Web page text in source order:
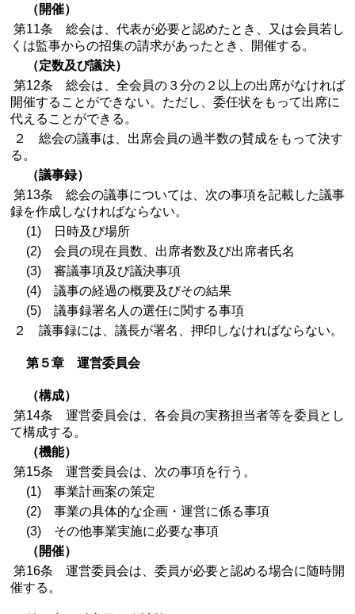
（開催）
第11条 総会は、代表が必要と認めたとき、又は会員若し
くは監事からの招集の請求があったとき、開催する。
（定数及び議決）
第12条 総会は、全会員の３分の２以上の出席がなければ
開催することができない。ただし、委任状をもって出席に
代えることができる。
２ 総会の議事は、出席会員の過半数の賛成をもって決す
る。
（議事録）
第13条 総会の議事については、次の事項を記載した議事
録を作成しなければならない。
(1) 日時及び場所
(2) 会員の現在員数、出席者数及び出席者氏名
(3) 審議事項及び議決事項
(4) 議事の経過の概要及びその結果
(5) 議事録署名人の選任に関する事項
２ 議事録には、議長が署名、押印しなければならない。
第５章 運営委員会
（構成）
第14条 運営委員会は、各会員の実務担当者等を委員とし
て構成する。
（機能）
第15条 運営委員会は、次の事項を行う。
(1) 事業計画案の策定
(2) 事業の具体的な企画・運営に係る事項
(3) その他事業実施に必要な事項
（開催）
第16条 運営委員会は、委員が必要と認める場合に随時開
催する。